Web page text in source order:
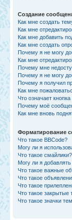
Создание
Как мне создать
Как мне
Как мне добавить
Как мне создать
Почему я не могу
Как мне
Почему мне
Почему я не могу
Почему я получил
Как мне
Что означает
Почему моё
Как мне вновь
Форматирование
Что такое BBCode?
Могу ли я
Что такое смайлики?
Могу ли я
Что такое важные
Что такое
Что такое
Что такое закрытые
Что такое значки